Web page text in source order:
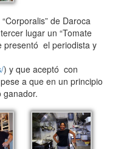
de Daroca
lugar un “Tomate
presentó el periodista y
) y que aceptó con
a que en un principio
ganador.